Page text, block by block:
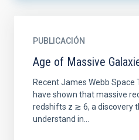
PUBLICACIÓN
Age of Massive
Recent James Webb Space
have shown that massive
redshifts z ≳ 6, a discovery
understand in...